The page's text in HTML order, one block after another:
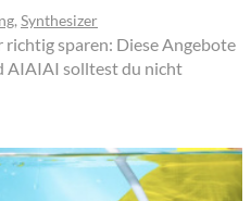
, Synthesizer
sparen: Diese Angebote
AIAIAI solltest du nicht